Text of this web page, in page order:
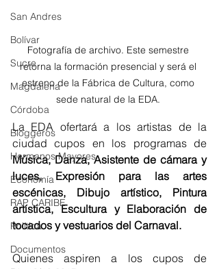
San Andres
Bolívar
Sucre
Magdalena
Córdoba
Bloggeros
Hermanos Mayores
Economía
RAP CARIBE
Política
Documentos
Fotografía de archivo. Este semestre
retorna la formación presencial y será el
estreno de la Fábrica de Cultura, como
sede natural de la EDA.
La EDA ofertará a los artistas de la
ciudad cupos en los programas de
Música, Danza, Asistente de cámara y
luces, Expresión para las artes
escénicas, Dibujo artístico, Pintura
artística, Escultura y Elaboración de
tocados y vestuarios del Carnaval.
Quienes aspiren a los cupos de